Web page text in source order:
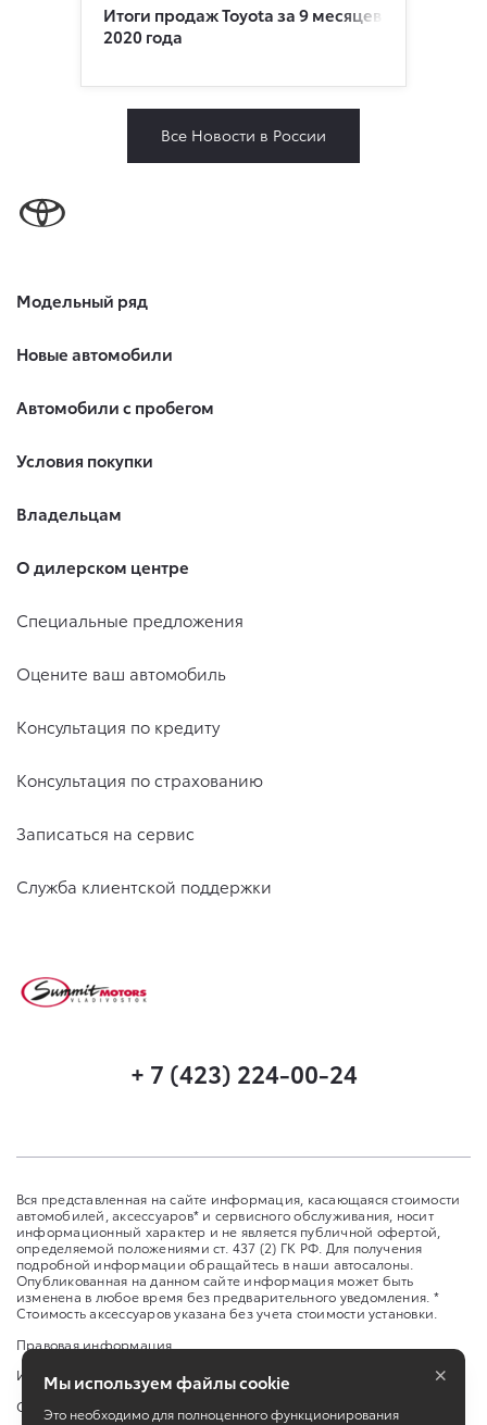
Итоги продаж Toyota за 9 месяцев
2020 года
Все Новости в России
Модельный ряд
Новые автомобили
Автомобили с пробегом
Условия покупки
Владельцам
О дилерском центре
Специальные предложения
Оцените ваш автомобиль
Консультация по кредиту
Консультация по страхованию
Записаться на сервис
Служба клиентской поддержки
+ 7 (423) 224-00-24
Вся представленная на сайте информация, касающаяся стоимости
автомобилей, аксессуаров* и сервисного обслуживания, носит
информационный характер и не является публичной офертой,
определяемой положениями ст. 437 (2) ГК РФ. Для получения
подробной информации обращайтесь в наши автосалоны.
Опубликованная на данном сайте информация может быть
изменена в любое время без предварительного уведомления. *
Стоимость аксессуаров указана без учета стоимости установки.
Правовая информация
Изменить настройку cookies
Сбросить cookie
Мы используем файлы cookie
Это необходимо для полноценного функционирования
×